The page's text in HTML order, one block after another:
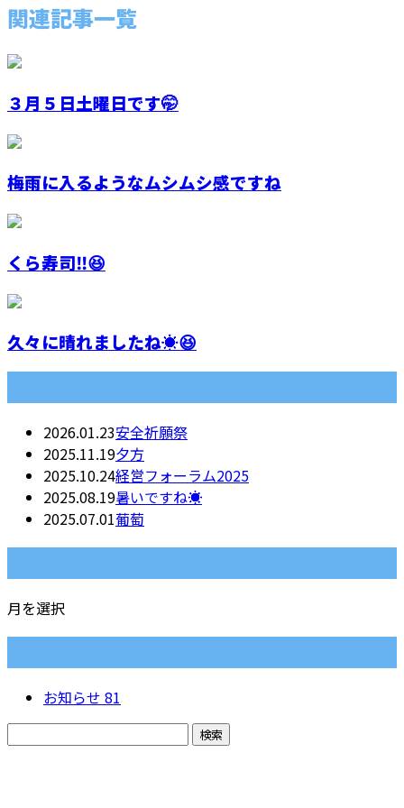
関連記事一覧
３月５日土曜日です🤭
梅雨に入るようなムシムシ感ですね
くら寿司‼️😆
久々に晴れましたね☀️😆
2026.01.23安全祈願祭
2025.11.19夕方
2025.10.24経営フォーラム2025
2025.08.19暑いですね☀️
2025.07.01葡萄
月を選択
お知らせ 81